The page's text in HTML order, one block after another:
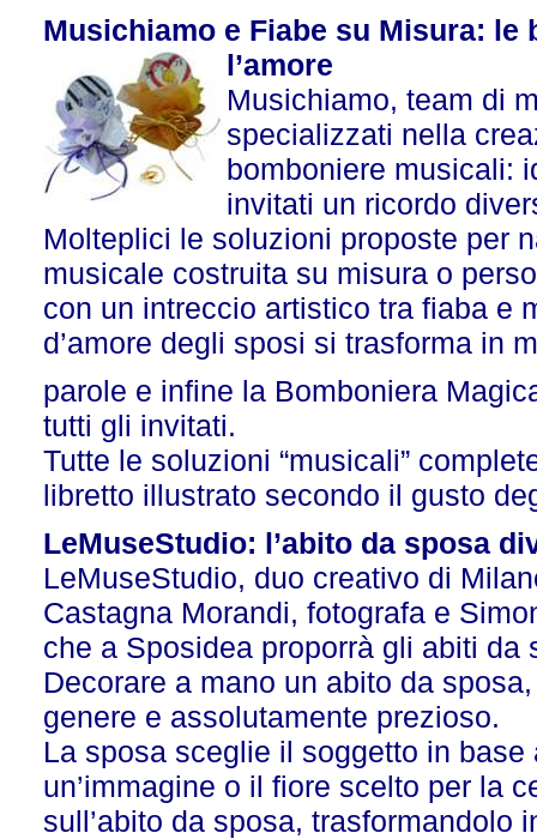
Musichiamo e Fiabe su Misura:
l’amore
Musichiamo, team di
specializzati nella
bomboniere musicali:
invitati un ricordo
Molteplici le soluzioni proposte per
musicale costruita su misura o
con un intreccio artistico tra fiaba e
d’amore degli sposi si trasforma in
parole e infine la Bomboniera
tutti gli invitati.
Tutte le soluzioni “musicali”
libretto illustrato secondo il gusto
LeMuseStudio: l’abito da sposa
LeMuseStudio, duo creativo di
Castagna Morandi, fotografa e
che a Sposidea proporrà gli abiti da
Decorare a mano un abito da
genere e assolutamente prezioso.
La sposa sceglie il soggetto in
un’immagine o il fiore scelto per la
sull’abito da sposa, trasformandolo